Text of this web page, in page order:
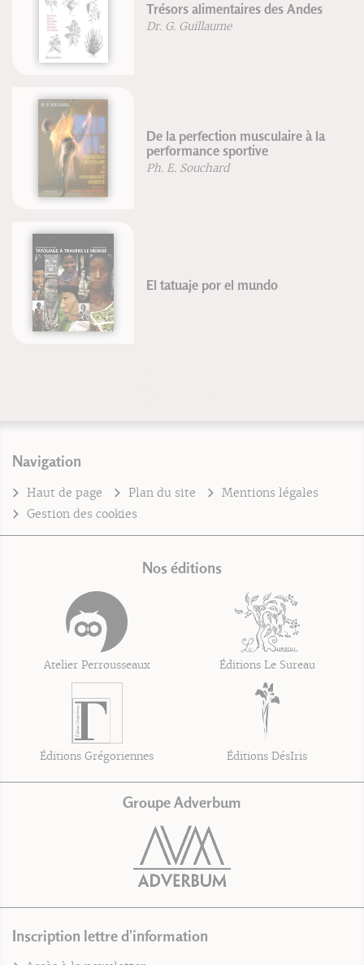
Trésors alimentaires des Andes
Dr. G. Guillaume
De la perfection musculaire à la
performance sportive
Ph. E. Souchard
El tatuaje por el mundo
Navigation
Haut de page Plan du site
Mentions légales
Gestion des cookies
Nos éditions
Atelier Perrousseaux Éditions Le Sureau
Éditions Grégoriennes Éditions DésIris
Groupe Adverbum
Inscription lettre d'information